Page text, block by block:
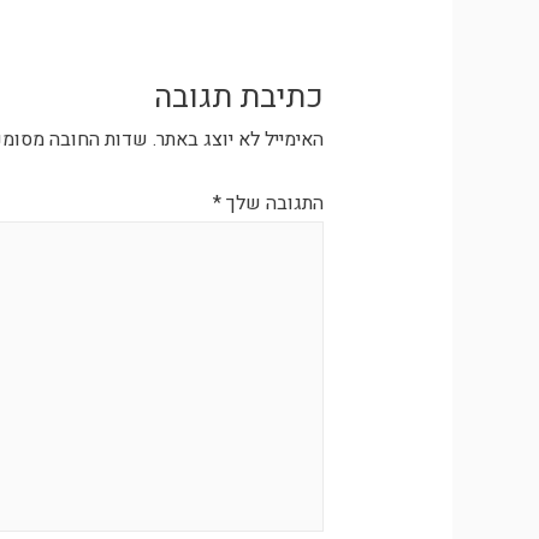
אפקה – פיזיקה 1 – שיעור 5כתיבת תגובה
האימייל לא יוצג באתר. שדות החובה
התגובה שלך*